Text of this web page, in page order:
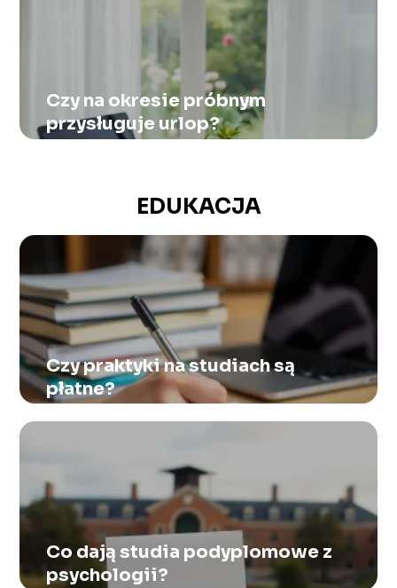
Czy na okresie próbnym
przysługuje urlop?
EDUKACJA
Czy praktyki na studiach są
płatne?
Co dają studia podyplomowe z
psychologii?